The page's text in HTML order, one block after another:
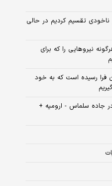
تقسیم کردیم در حالی
نیروهایی را که برای
فرا رسیده است که به خود
جاده سلماس - ارومیه +